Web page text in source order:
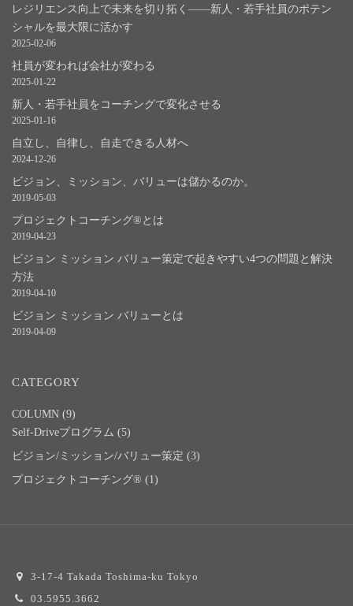
レジリエンス向上で未来を切り拓く――新人・若手社員のポテン
シャルを最大限に活かす
2025-02-06
社員が変われば会社が変わる
2025-01-22
新人・若手社員をコーチングで変化させる
2025-01-16
自立し、自律し、自走できる人材へ
2024-12-26
ビジョン、ミッション、バリューは儲かるのか。
2019-05-03
プロジェクトコーチング®とは
2019-04-23
ビジョン ミッション バリュー策定で起きやすい4つの問題と解決
方法
2019-04-10
ビジョン ミッション バリューとは
2019-04-09
CATEGORY
COLUMN (9)
Self-Driveプログラム (5)
ビジョン/ミッション/バリュー策定 (3)
プロジェクトコーチング® (1)
3-17-4 Takada Toshima-ku Tokyo
03.5955.3662